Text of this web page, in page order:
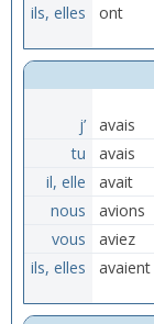
ils, elles
ont
j’ avais
tu
avais
il, elle
avait
nous
avions
vous
aviez
ils, elles
avaient